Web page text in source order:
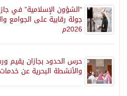
جولة رقابية على الجوامع
2026م
حرس الحدود بجازان يقيم
والأنشطة البحرية عن